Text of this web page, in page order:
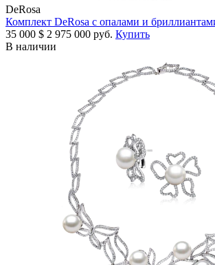
DeRosa
Комплект DeRosa с опалами и
35 000 $ 2 975 000 руб. Купить
В наличии